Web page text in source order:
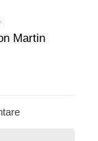
Martin